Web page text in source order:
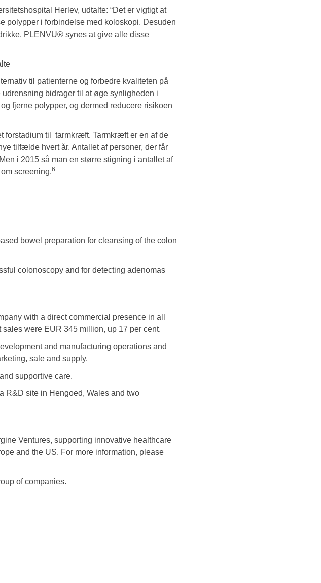
Herlev, udtalte: “Det er vigtigt at
polypper i forbindelse med koloskopi. Desuden
PLENVU® synes at give alle disse
til patienterne og forbedre kvaliteten på
bidrager til at øge synligheden i
fjerne polypper, og dermed reducere risikoen
forstadium til tarmkræft. Tarmkræft er en af de
tilfælde hvert år. Antallet af personer, der får
i 2015 så man en større stigning i antallet af
screening.6
bowel preparation for cleansing of the colon
colonoscopy and for detecting adenomas
with a direct commercial presence in all
were EUR 345 million, up 17 per cent.
and manufacturing operations and
sale and supply.
supportive care.
R&D site in Hengoed, Wales and two
Ventures, supporting innovative healthcare
and the US. For more information, please
of companies.